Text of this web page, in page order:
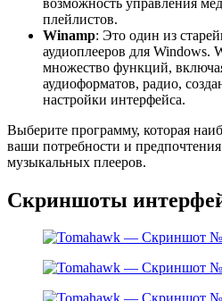
плейлистов.
Winamp: Это один из
аудиоплееров для Windows.
множество функций,
аудиоформатов, радио,
настройки интерфейса.
Выберите программу, которая
ваши потребности и
музыкальных плееров.
Скриншоты